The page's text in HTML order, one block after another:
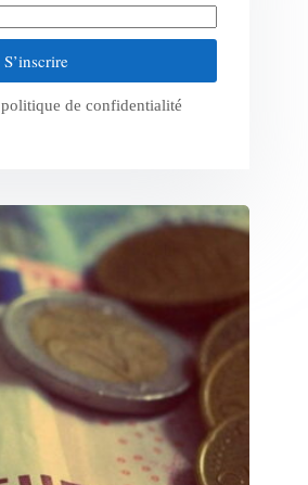
S’inscrire
politique de confidentialité